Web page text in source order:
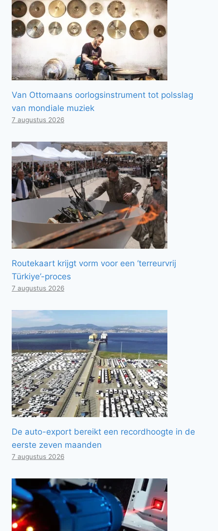
Van Ottomaans oorlogsinstrument tot polsslag
van mondiale muziek
7 augustus 2026
Routekaart krijgt vorm voor een ’terreurvrij
Türkiye’-proces
7 augustus 2026
De auto-export bereikt een recordhoogte in de
eerste zeven maanden
7 augustus 2026